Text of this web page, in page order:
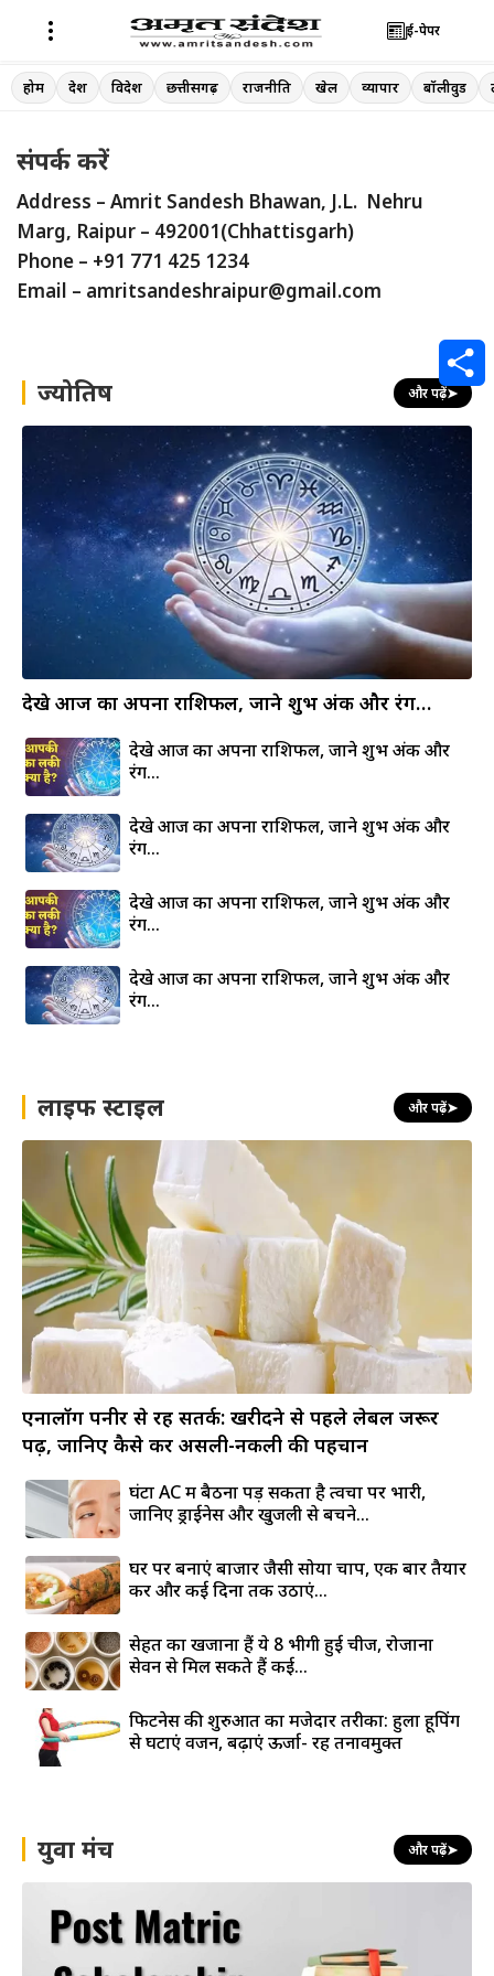
Skip
to
ई-पेपर
होम देश विदेश छत्तीसगढ़ राजनीति खेल व्यापार बॉलीवुड
संपर्क करें
Address – Amrit Sandesh Bhawan, J.L. Nehru
Marg, Raipur – 492001(Chhattisgarh)
Phone – +91 771 425 1234
Email – amritsandeshraipur@gmail.com
ज्योतिष और पढ़ें➤
देखे आज का अपना राशिफल, जाने शुभ अंक और रंग…
देखे आज का अपना राशिफल, जाने शुभ अंक और
रंग…
देखे आज का अपना राशिफल, जाने शुभ अंक और
रंग…
देखे आज का अपना राशिफल, जाने शुभ अंक और
रंग…
देखे आज का अपना राशिफल, जाने शुभ अंक और
रंग…
लाइफ स्टाइल और पढ़ें➤
एनालॉग पनीर से रहें सतर्क: खरीदने से पहले लेबल जरूर
पढ़ें, जानिए कैसे करें असली-नकली की पहचान
घंटों AC में बैठना पड़ सकता है त्वचा पर भारी,
जानिए ड्राईनेस और खुजली से बचने...
घर पर बनाएं बाजार जैसी सोया चाप, एक बार तैयार
करें और कई दिनों तक उठाएं...
सेहत का खजाना हैं ये 8 भीगी हुई चीजें, रोजाना
सेवन से मिल सकते हैं कई...
फिटनेस की शुरुआत का मजेदार तरीका: हुला हूपिंग
से घटाएं वजन, बढ़ाएं ऊर्जा- रहें तनावमुक्त
युवा मंच और पढ़ें➤
S
h
e